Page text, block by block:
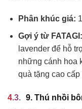
Phân khúc giá:
Gợi ý từ FATAGI:
lavender để hỗ
những cánh hoa
quà tặng cao cấp
9. Thú nhồi